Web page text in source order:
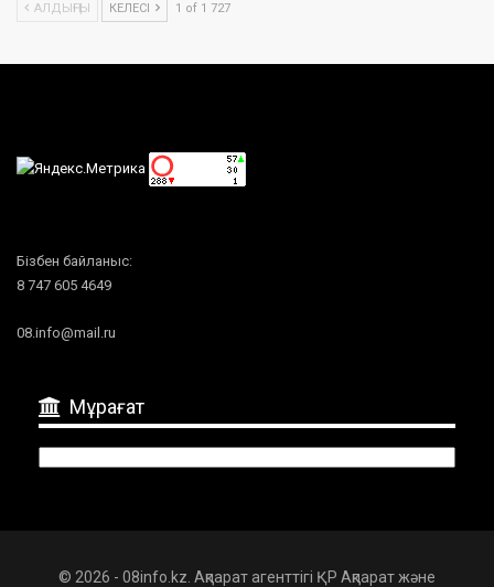
АЛДЫҢҒЫ КЕЛЕСІ 1 of 1 727
Бізбен байланыс:
8 747 605 4649
08.info@mail.ru
Мұрағат
© 2026 - 08info.kz. Ақпарат агенттігі ҚР Ақпарат және